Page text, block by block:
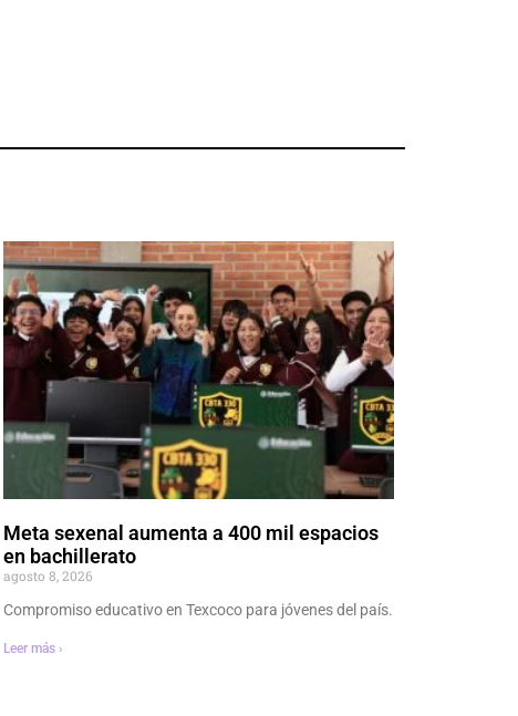
Meta sexenal aumenta a 400 mil espacios
en bachillerato
agosto 8, 2026
Compromiso educativo en Texcoco para jóvenes del país.
Leer más ›